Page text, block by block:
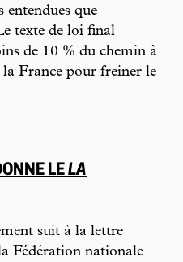
entendues que
texte de loi final
de 10 % du chemin à
France pour freiner le
LELA
suit à la lettre
Fédération nationale